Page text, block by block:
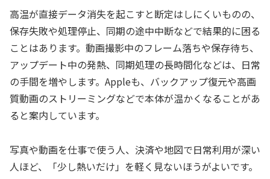
高温が直接データ消失を起こすと断定はしにくいものの、
保存失敗や処理停止、同期の途中中断などで結果的に困る
ことはあります。動画撮影中のフレーム落ちや保存待ち、
アップデート中の発熱、同期処理の長時間化などは、日常
の手間を増やします。Appleも、バックアップ復元や高画
質動画のストリーミングなどで本体が温かくなることがあ
ると案内しています。
写真や動画を仕事で使う人、決済や地図で日常利用が深い
人ほど、「少し熱いだけ」を軽く見ないほうがよいです。